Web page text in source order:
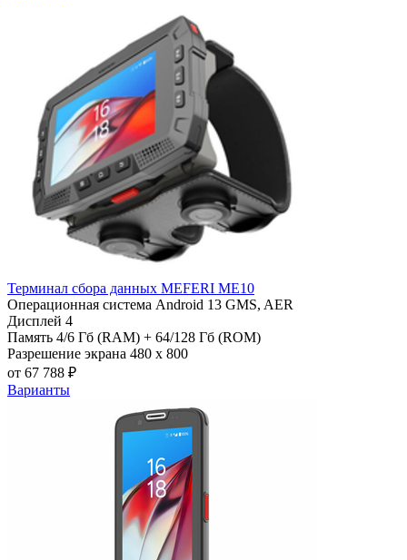
Терминал сбора данных MEFERI ME10
Операционная система Android 13 GMS, AER
Дисплей 4
Память 4/6 Гб (RAM) + 64/128 Гб (ROM)
Разрешение экрана 480 х 800
от 67 788 ₽
Варианты